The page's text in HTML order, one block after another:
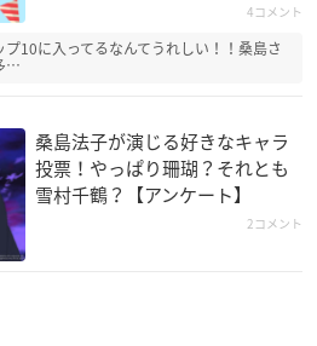
雪村千鶴
ツ ～幸せのパン～
カグヤ
りひょんの孫 千
4コメント
10に入ってるなんてうれしい！！桑島さ
…
桑島法子が演じる好きなキャラ
投票！やっぱり珊瑚？それとも
雪村千鶴？【アンケート】
2コメント